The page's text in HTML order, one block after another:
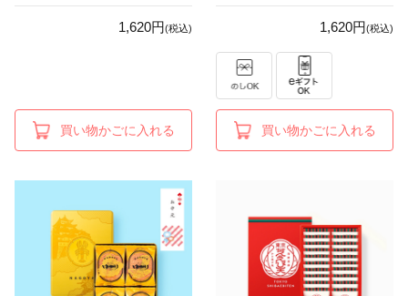
1,620円(税込)
買い物かごに入れる
1,620円(税込)
買い物かごに入れる